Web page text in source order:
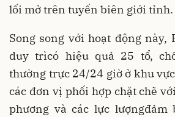
lối mở trên tuyến biên giới tỉnh.
Song song với hoạt động này,
duy trìcó hiệu quả 25 tổ,
thường trực 24/24 giờ ở khu
các đơn vị phối hợp chặt chẽ
phương và các lực lượngđảm